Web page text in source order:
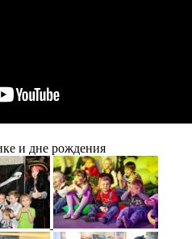
и дне рождения